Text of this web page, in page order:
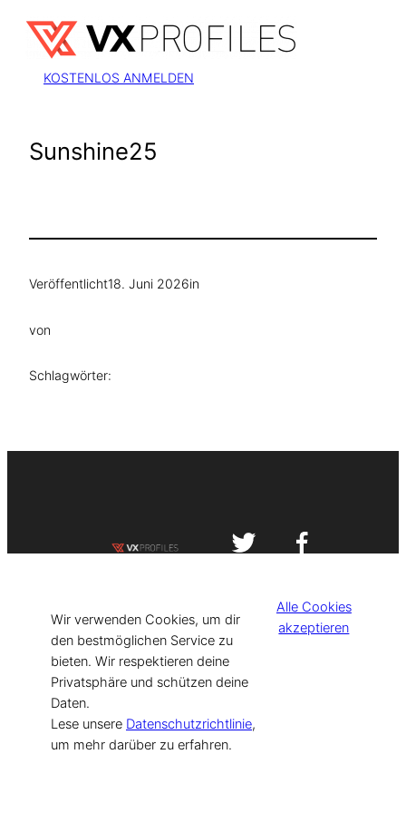
Inhalt
springen
KOSTENLOS ANMELDEN
Sunshine25
Veröffentlicht18. Juni 2026in
von
Schlagwörter:
[current_year] VISIT-X. Made with
for Models & Influencers!
Wir verwenden Cookies, um dir
den bestmöglichen Service zu
bieten. Wir respektieren deine
Privatsphäre und schützen deine
Daten.
Lese unsere Datenschutzrichtlinie,
um mehr darüber zu erfahren.
Alle Cookies
akzeptieren